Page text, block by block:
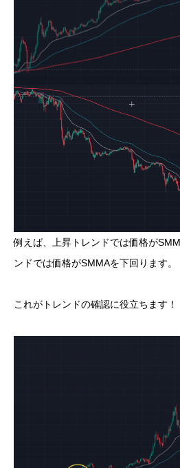
例えば、上昇トレンドでは価格が
ンドでは価格がSMMAを下回ります。
これがトレンドの確認に役立ちます！